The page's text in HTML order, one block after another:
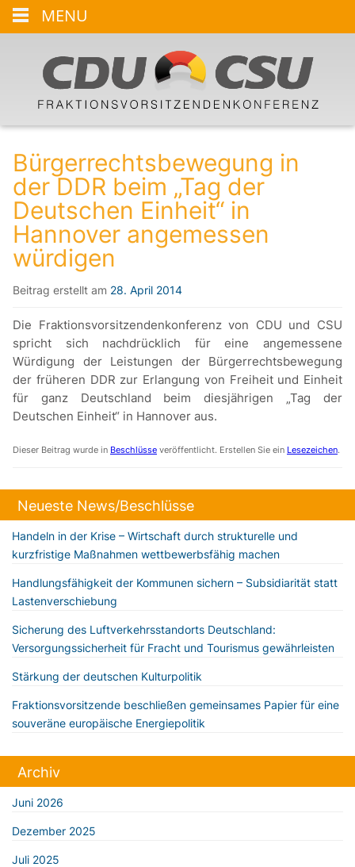
Bürgerrechtsbewegung in
der DDR beim „Tag der
Deutschen Einheit“ in
Hannover angemessen
würdigen
Beitrag erstellt am 28. April 2014
Die Fraktionsvorsitzendenkonferenz von CDU und CSU
spricht sich nachdrücklich für eine angemessene
Würdigung der Leistungen der Bürgerrechtsbewegung
der früheren DDR zur Erlangung von Freiheit und Einheit
für ganz Deutschland beim diesjährigen „Tag der
Deutschen Einheit“ in Hannover aus.
Dieser Beitrag wurde in Beschlüsse veröffentlicht. Erstellen Sie ein Lesezeichen.
Neueste News/Beschlüsse
Handeln in der Krise – Wirtschaft durch strukturelle und
kurzfristige Maßnahmen wettbewerbsfähig machen
Handlungsfähigkeit der Kommunen sichern – Subsidiarität statt
Lastenverschiebung
Sicherung des Luftverkehrsstandorts Deutschland:
Versorgungssicherheit für Fracht und Tourismus gewährleisten
Stärkung der deutschen Kulturpolitik
Fraktionsvorsitzende beschließen gemeinsames Papier für eine
souveräne europäische Energiepolitik
Archiv
Juni 2026
Dezember 2025
Juli 2025
MENU